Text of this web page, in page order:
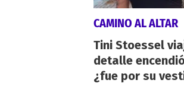
CAMINO AL ALTAR
Tini Stoessel
detalle
¿fue por su